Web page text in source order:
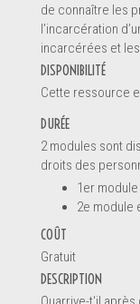
Message *
de connaître les
l’incarcération
incarcérées et
DISPONIBILITÉ
Cette ressource
DURÉE
2 modules sont
droits des
1er
2e module
COÛT
Gratuit
DESCRIPTION